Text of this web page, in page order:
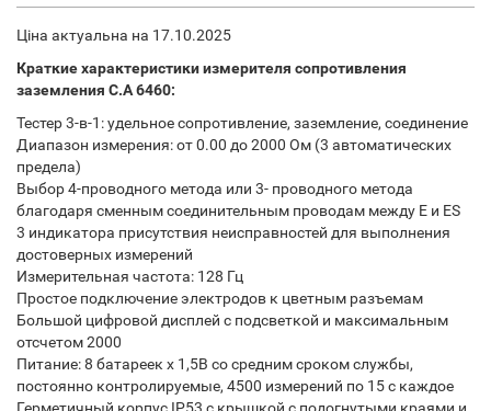
Ціна актуальна на 17.10.2025
Краткие характеристики измерителя сопротивления
заземления C.A 6460:
Тестер 3-в-1: удельное сопротивление, заземление, соединение
Диапазон измерения: от 0.00 дo 2000 Ом (3 автоматических
предела)
Выбор 4-проводного метода или 3- проводного метода
благодаря сменным соединительным проводам между E и ES
3 индикатора присутствия неисправностей для выполнения
достоверных измерений
Измерительная частота: 128 Гц
Простое подключение электродов к цветным разъемам
Большой цифровой дисплей с подсветкой и максимальным
отсчетом 2000
Питание: 8 батареек x 1,5В со средним сроком службы,
постоянно контролируемые, 4500 измерений по 15 с каждое